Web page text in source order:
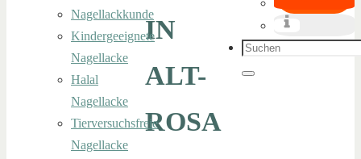
IN
ALT-
ROSA
Nagellackkunde
Kindergeeignete
Nagellacke
Halal
Nagellacke
Tierversuchsfreie
Nagellacke
Suchen
nach:
Suchen